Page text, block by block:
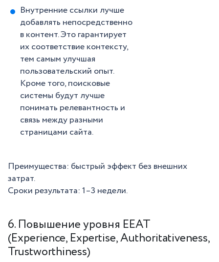
Внутренние ссылки лучше
добавлять непосредственно
в контент. Это гарантирует
их соответствие контексту,
тем самым улучшая
пользовательский опыт.
Кроме того, поисковые
системы будут лучше
понимать релевантность и
связь между разными
страницами сайта.
Преимущества: быстрый эффект без внешних
затрат.
Сроки результата: 1–3 недели.
6. Повышение уровня EEAT
(Experience, Expertise, Authoritativeness,
Trustworthiness)